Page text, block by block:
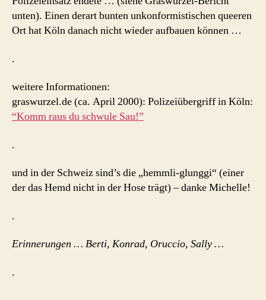
unten). Einen derart bunten unkonformistischen queeren
Ort hat Köln danach nicht wieder aufbauen können …
.
weitere Informationen:
graswurzel.de (ca. April 2000): Polizeiübergriff in Köln:
“Komm raus du schwule Sau!”
.
und in der Schweiz sind’s die „hemmli-glunggi“ (einer
der das Hemd nicht in der Hose trägt) – danke Michelle!
.
Erinnerungen … Berti, Konrad, Oruccio, Sally …
.